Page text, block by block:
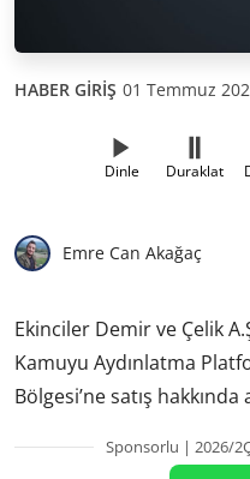
HABER GİRİŞ 01 Temmuz
Dinle Duraklat
Emre Can Akağaç
Ekinciler Demir ve Çelik
Kamuyu Aydınlatma
Bölgesi’ne satış hakkında
Sponsorlu | 2026/